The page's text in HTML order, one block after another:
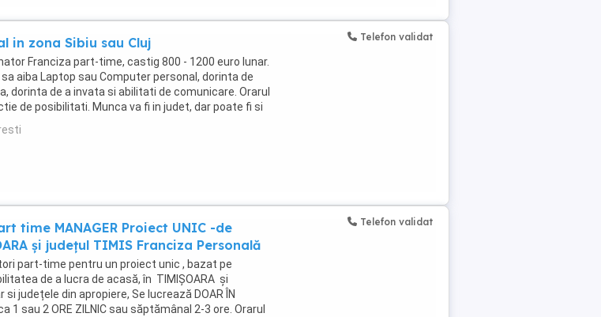
in zona Sibiu sau Cluj
Franciza part-time, castig 800 - 1200 euro lunar.
aiba Laptop sau Computer personal, dorinta de
dorinta de a invata si abilitati de comunicare. Orarul
de posibilitati. Munca va fi in judet, dar poate fi si
Telefon validat
time MANAGER Proiect UNIC -de
și județul TIMIS Franciza Personală
part-time pentru un proiect unic , bazat pe
de a lucra de acasă, în TIMIȘOARA și
județele din apropiere, Se lucrează DOAR ÎN
1 sau 2 ORE ZILNIC sau săptămânal 2-3 ore. Orarul
Telefon validat